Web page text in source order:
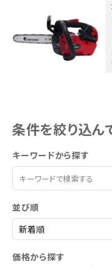
条件を絞り込ん
キーワードから探す
並び順
価格から探す